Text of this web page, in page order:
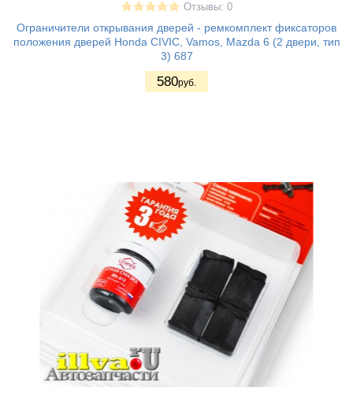
Отзывы: 0
Ограничители открывания дверей - ремкомплект фиксаторов
положения дверей Honda CIVIC, Vamos, Mazda 6 (2 двери, тип
3) 687
580руб.